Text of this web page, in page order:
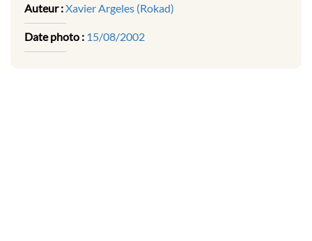
Auteur :Xavier Argeles (Rokad)
Date photo : 15/08/2002